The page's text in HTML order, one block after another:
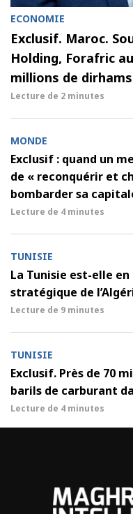
ECONOMIE
Exclusif. Maroc.
Holding, Forafric
millions de dirhams
Lecture de 2 minutes
MONDE
Exclusif : quand un
de « reconquérir et
bombarder sa
Lecture de 4 minutes
TUNISIE
La Tunisie est-elle
stratégique de
Lecture de 9 minutes
TUNISIE
Exclusif. Près de 70
barils de carburant
Lecture de 4 minutes